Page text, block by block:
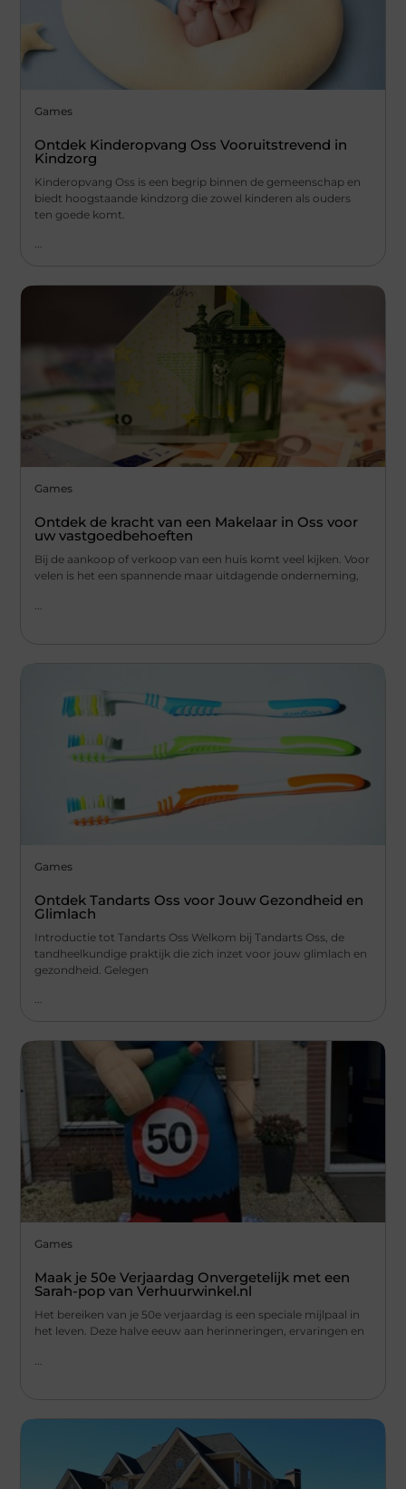
Games
Ontdek Kinderopvang Oss Vooruitstrevend in
Kindzorg
Kinderopvang Oss is een begrip binnen de gemeenschap en
biedt hoogstaande kindzorg die zowel kinderen als ouders
ten goede komt.
...
Games
Ontdek de kracht van een Makelaar in Oss voor
uw vastgoedbehoeften
Bij de aankoop of verkoop van een huis komt veel kijken. Voor
velen is het een spannende maar uitdagende onderneming,
Games
Ontdek Tandarts Oss voor Jouw Gezondheid en
Glimlach
Introductie tot Tandarts Oss Welkom bij Tandarts Oss, de
tandheelkundige praktijk die zich inzet voor jouw glimlach en
gezondheid. Gelegen
...
Games
Maak je 50e Verjaardag Onvergetelijk met een
Sarah-pop van Verhuurwinkel.nl
Het bereiken van je 50e verjaardag is een speciale mijlpaal in
het leven. Deze halve eeuw aan herinneringen, ervaringen en